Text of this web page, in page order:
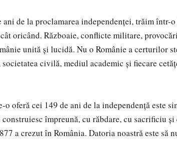
ani de la proclamarea independenței, trăim într-
oricând. Războaie, conflicte militare,
unită și lucidă. Nu o Românie a certurilor
civilă, mediul academic și fiecare
o oferă cei 149 de ani de la independență este
împreună, cu răbdare, cu sacrificiu
a crezut în România. Datoria noastră este să